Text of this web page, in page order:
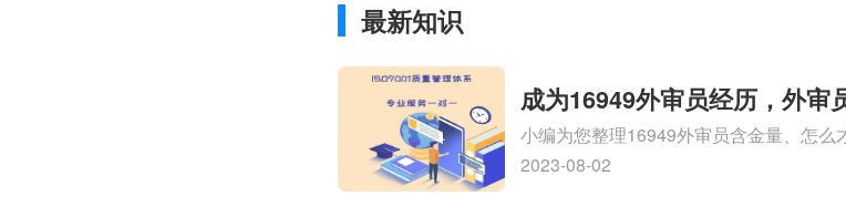
最新知识
成为16949外审员经历，外审
小编为您整理16949外审员含金量、怎
审员、我也想16949外审员，不过不了解
2023-08-02